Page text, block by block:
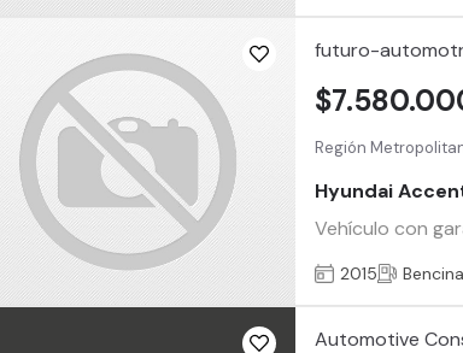
futuro-
Región
Hyundai
Vehículo con
2015
Automotive